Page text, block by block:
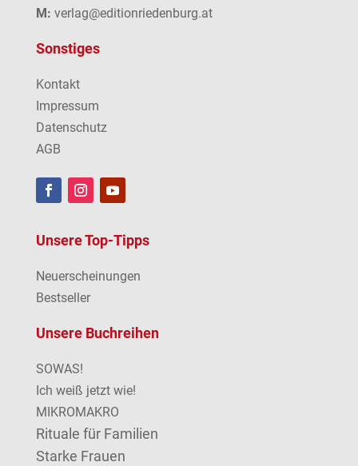
M: verlag@editionriedenburg.at
Sonstiges
Kontakt
Impressum
Datenschutz
AGB
Unsere Top-Tipps
Neuerscheinungen
Bestseller
Unsere Buchreihen
SOWAS!
Ich weiß jetzt wie!
MIKROMAKRO
Rituale für Familien
Starke Frauen